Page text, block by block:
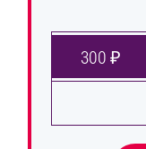
300 ₽